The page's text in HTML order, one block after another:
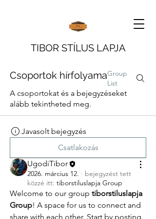
TIBOR STÍLUS LAPJA
Csoportok hírfolyamaGroup
List
A csoportokat és a bejegyzéseket
alább tekintheted meg.
Javasolt bejegyzés
Csatlakozás
UgodiTibor
2026. március 12. · bejegyzést tett
közzé itt: tiborstiluslapja Group
Welcome to our group tiborstiluslapja
Group! A space for us to connect and
share with each other. Start by posting